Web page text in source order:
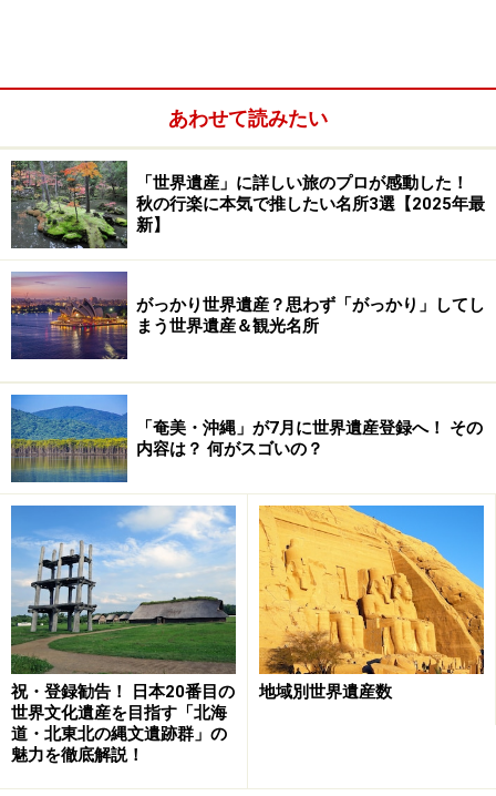
法隆寺地域の仏教建造物（1993、文化遺産）
姫路城（1993年、文化遺産）
白神山地（1993年、自然遺産）
屋久島（1993年、自然遺産）
古都京都の文化財（京都市、宇治市、大津市）
（1994年、文化遺産）
白川郷・五箇山の合掌造り集落（1995年、文化遺
産）
原爆ドーム（1996年、文化遺産）
厳島神社（1996年、文化遺産）
古都奈良の文化財（1998年、文化遺産）
日光の社寺（1999年、文化遺産）
琉球王国のグスク及び関連遺産群（2000年、文化遺
産）
紀伊山地の霊場と参詣道（2004年、文化遺産）
知床（2005年、自然遺産）
石見銀山遺跡とその文化的景観（2007年、文化遺
あわせて読みたい
「世界遺産」に詳しい旅のプロが感動した！
秋の行楽に本気で推したい名所3選【2025年最
新】
がっかり世界遺産？思わず「がっかり」してし
まう世界遺産＆観光名所
「奄美・沖縄」が7月に世界遺産登録へ！ その
内容は？ 何がスゴいの？
祝・登録勧告！ 日本20番目の
世界文化遺産を目指す「北海
道・北東北の縄文遺跡群」の
魅力を徹底解説！
地域別世界遺産数